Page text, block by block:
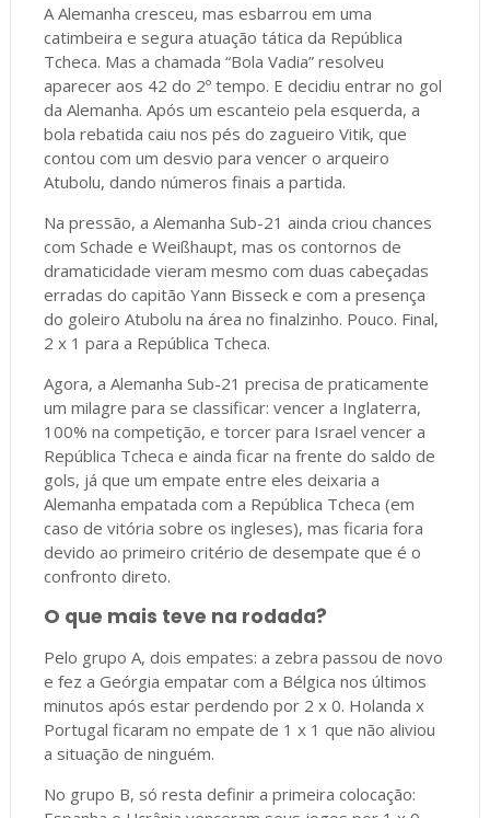
A Alemanha cresceu, mas esbarrou em uma
catimbeira e segura atuação tática da República
Tcheca. Mas a chamada “Bola Vadia” resolveu
aparecer aos 42 do 2º tempo. E decidiu entrar no gol
da Alemanha. Após um escanteio pela esquerda, a
bola rebatida caiu nos pés do zagueiro Vitik, que
contou com um desvio para vencer o arqueiro
Atubolu, dando números finais a partida.
Na pressão, a Alemanha Sub-21 ainda criou chances
com Schade e Weißhaupt, mas os contornos de
dramaticidade vieram mesmo com duas cabeçadas
erradas do capitão Yann Bisseck e com a presença
do goleiro Atubolu na área no finalzinho. Pouco. Final,
2 x 1 para a República Tcheca.
Agora, a Alemanha Sub-21 precisa de praticamente
um milagre para se classificar: vencer a Inglaterra,
100% na competição, e torcer para Israel vencer a
República Tcheca e ainda ficar na frente do saldo de
gols, já que um empate entre eles deixaria a
Alemanha empatada com a República Tcheca (em
caso de vitória sobre os ingleses), mas ficaria fora
devido ao primeiro critério de desempate que é o
confronto direto.
O que mais teve na rodada?
Pelo grupo A, dois empates: a zebra passou de novo
e fez a Geórgia empatar com a Bélgica nos últimos
minutos após estar perdendo por 2 x 0. Holanda x
Portugal ficaram no empate de 1 x 1 que não aliviou
a situação de ninguém.
No grupo B, só resta definir a primeira colocação: